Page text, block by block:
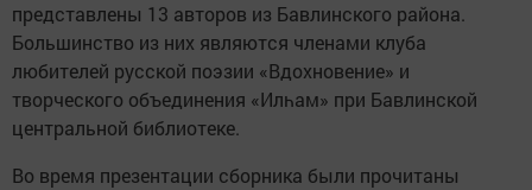
представлены 13 авторов из Бавлинского района.
Большинство из них являются членами клуба
любителей русской поэзии «Вдохновение» и
творческого объединения «Илһам» при Бавлинской
центральной библиотеке.
Во время презентации сборника были прочитаны